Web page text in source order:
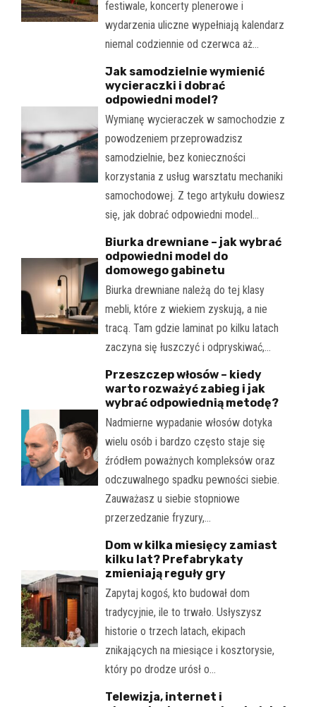
festiwale, koncerty plenerowe i
wydarzenia uliczne wypełniają kalendarz
niemal codziennie od czerwca aż…
Jak samodzielnie wymienić
wycieraczki i dobrać
odpowiedni model?
Wymianę wycieraczek w samochodzie z
powodzeniem przeprowadzisz
samodzielnie, bez konieczności
korzystania z usług warsztatu mechaniki
samochodowej. Z tego artykułu dowiesz
się, jak dobrać odpowiedni model…
Biurka drewniane – jak wybrać
odpowiedni model do
domowego gabinetu
Biurka drewniane należą do tej klasy
mebli, które z wiekiem zyskują, a nie
tracą. Tam gdzie laminat po kilku latach
zaczyna się łuszczyć i odpryskiwać,…
Przeszczep włosów – kiedy
warto rozważyć zabieg i jak
wybrać odpowiednią metodę?
Nadmierne wypadanie włosów dotyka
wielu osób i bardzo często staje się
źródłem poważnych kompleksów oraz
odczuwalnego spadku pewności siebie.
Zauważasz u siebie stopniowe
przerzedzanie fryzury,…
Dom w kilka miesięcy zamiast
kilku lat? Prefabrykaty
zmieniają reguły gry
Zapytaj kogoś, kto budował dom
tradycyjnie, ile to trwało. Usłyszysz
historie o trzech latach, ekipach
znikających na miesiące i kosztorysie,
który po drodze urósł o…
Telewizja, internet i